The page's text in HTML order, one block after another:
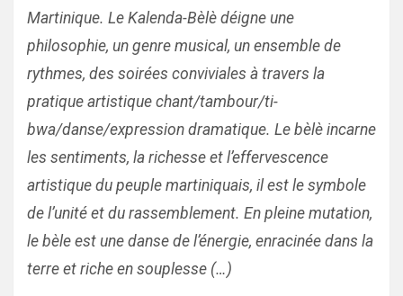
Martinique. Le Kalenda-Bèlè déigne une
philosophie, un genre musical, un ensemble de
rythmes, des soirées conviviales à travers la
pratique artistique chant/tambour/ti-
bwa/danse/expression dramatique. Le bèlè incarne
les sentiments, la richesse et l’effervescence
artistique du peuple martiniquais, il est le symbole
de l’unité et du rassemblement. En pleine mutation,
le bèle est une danse de l’énergie, enracinée dans la
terre et riche en souplesse (…)